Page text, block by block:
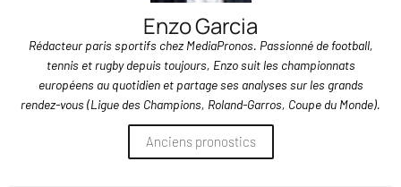
Enzo Garcia
Rédacteur paris sportifs chez MediaPronos. Passionné de football,
tennis et rugby depuis toujours, Enzo suit les championnats
européens au quotidien et partage ses analyses sur les grands
rendez-vous (Ligue des Champions, Roland-Garros, Coupe du Monde).
Anciens pronostics